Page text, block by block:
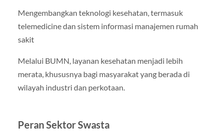
Mengembangkan teknologi kesehatan, termasuk
telemedicine dan sistem informasi manajemen rumah
sakit
Melalui BUMN, layanan kesehatan menjadi lebih
merata, khususnya bagi masyarakat yang berada di
wilayah industri dan perkotaan.
Peran Sektor Swasta